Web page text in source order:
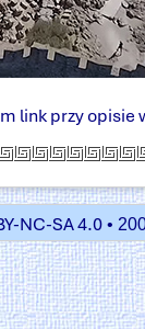
link przy opisie
NC-SA 4.0 •